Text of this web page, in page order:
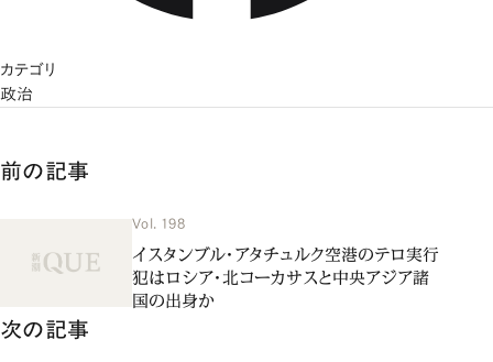
カテゴリ
政治
前の記事
Vol. 198
イスタンブル・アタチュルク空港のテロ実行
犯はロシア・北コーカサスと中央アジア諸
国の出身か
次の記事